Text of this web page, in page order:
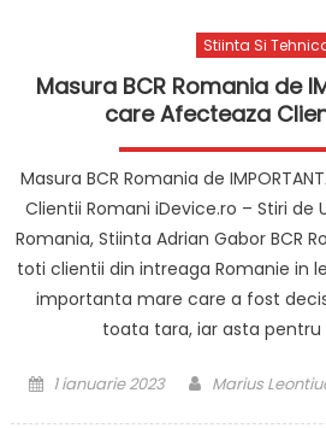
Stiinta Si
Masura BCR Romania de
care Afecteaza
Masura BCR Romania de
Clientii Romani iDevice.ro – Stiri de
Romania, Stiinta Adrian Gabor BCR
toti clientii din intreaga Romanie in
importanta mare care a fost
toata tara, iar asta pentru
Posted
1 ianuarie 2023 Author
Marius